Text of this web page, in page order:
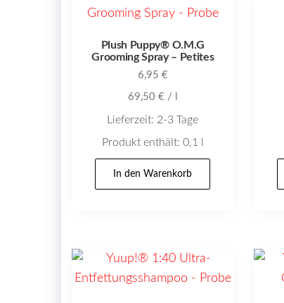
Plush Puppy® O.M.G
Grooming Spray – Petites
6,95 €
69,50 €/
Lieferzeit: 2-3 Tage
Produkt enthält: 0,1
In den Warenkorb